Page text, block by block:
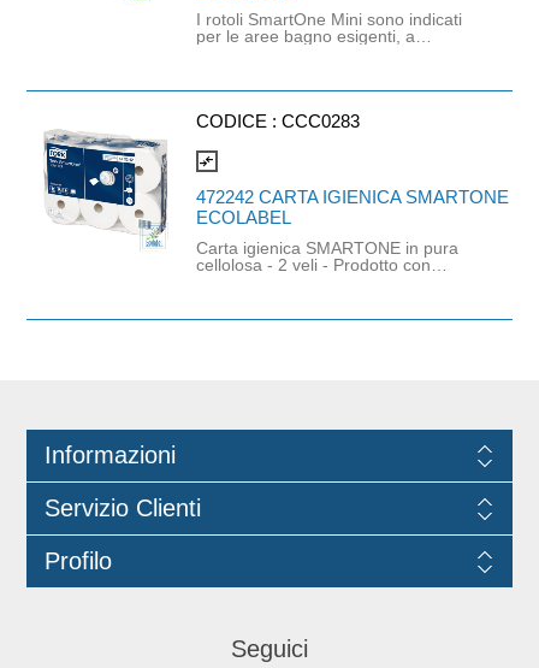
I rotoli SmartOne Mini sono indicati
per le aree bagno esigenti, a
Tork SmartOne Mini cod. CCC288.
CODICE :CCC0283
compare_arrows
472242 CARTA IGIENICA SMARTONE
ECOLABEL
Carta igienica SMARTONE in pura
cellolosa - 2 veli - Prodotto con
Informazioni
Servizio Clienti
Profilo
Seguici